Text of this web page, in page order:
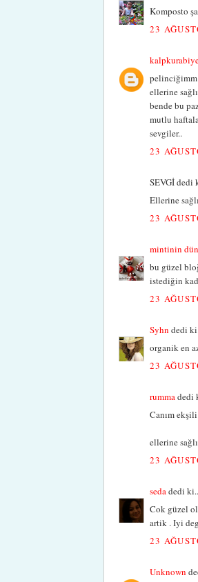
Komposto
23
pelinciğimm
ellerine
bende bu
mutlu
sevgiler..
23
SEVGİ dedi
Ellerine
23
mintinin
bu güzel
istediğin
23
Syhn dedi
organik en
23
rumma dedi
Canım
ellerine
23
seda dedi
Cok güzel
artik . Iyi
23
Unknown